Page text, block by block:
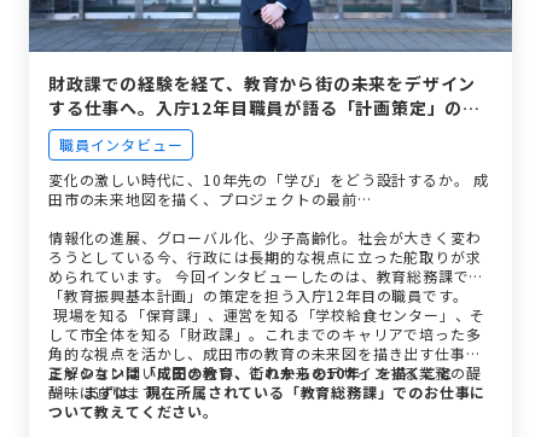
財政課での経験を経て、教育から街の未来をデザイン
する仕事へ。入庁12年目職員が語る「計画策定」のリ
アル。
職員インタビュー
変化の激しい時代に、10年先の「学び」をどう設計するか。 成
田市の未来地図を描く、プロジェクトの最前…
情報化の進展、グローバル化、少子高齢化。社会が大きく変わ
ろうとしている今、行政には長期的な視点に立った舵取りが求
められています。 今回インタビューしたのは、教育総務課で
「教育振興基本計画」の策定を担う入庁12年目の職員です。
現場を知る「保育課」、運営を知る「学校給食センター」、そ
して市全体を知る「財政課」。これまでのキャリアで培った多
角的な視点を活かし、成田市の教育の未来図を描き出す仕事。
正解のない問いに向き合い、街の未来をデザインする業務の醍
醐味に迫ります。
ミッションは「成田の教育、これからの10年」を描くこと
── まずは、現在所属されている「教育総務課」でのお仕事に
ついて教えてください。